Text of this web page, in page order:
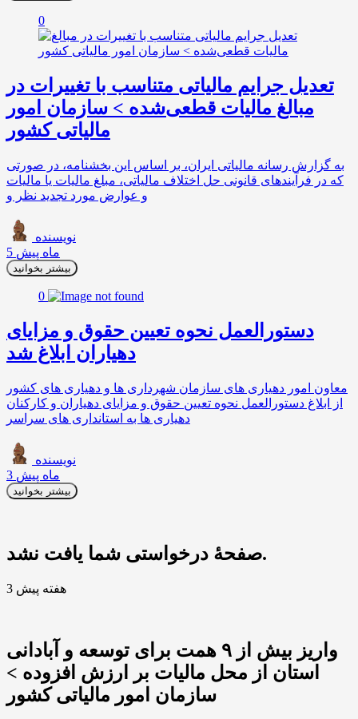
0
تعدیل جرایم مالیاتی متناسب با تغییرات در
مبالغ مالیات قطعی‌شده > سازمان امور
مالیاتی کشور
به گزارش رسانه مالیاتی ایران، بر اساس این بخشنامه، در صورتی
که در فرآیندهای قانونی حل اختلاف مالیاتی، مبلغ مالیات یا مالیات
و عوارض مورد تجدید نظر و
نویسنده
5 ماه پیش
بیشتر بخوانید
0
دستورالعمل نحوه تعیین حقوق و مزایای
دهیاران ابلاغ شد
معاون امور دهیاری های سازمان شهرداری ها و دهیاری های کشور
از ابلاغ دستورالعمل نحوه تعیین حقوق و مزایای دهیاران و کارکنان
دهیاری ها به استانداری های سراسر
نویسنده
3 ماه پیش
بیشتر بخوانید
صفحهٔ درخواستی شما یافت نشد.
3 هفته پیش
واریز بیش از ۹ همت برای توسعه و آبادانی
استان از محل مالیات بر ارزش افزوده >
سازمان امور مالیاتی کشور